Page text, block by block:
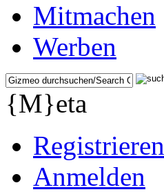
Mitmachen
Werben
{M}eta
Registrieren
Anmelden